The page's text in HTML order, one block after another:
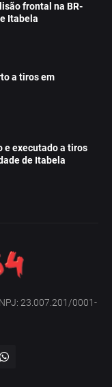
frontal na BR-
Itabela
a tiros em
e executado a tiros
de Itabela
23.007.201/0001-